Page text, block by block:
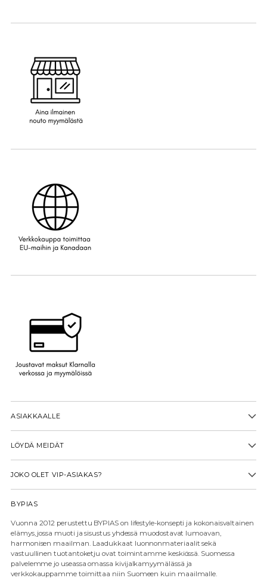
ASIAKKAALLE
LÖYDÄ MEIDÄT
JOKO OLET VIP-ASIAKAS?
BYPIAS
Vuonna 2012 perustettu BYPIAS on lifestyle-konsepti ja kokonaisvaltainen
elämys, jossa muoti ja sisustus yhdessä muodostavat lumoavan,
harmonisen maailman. Laadukkaat luonnonmateriaalit sekä
vastuullinen tuotantoketju ovat toimintamme keskiössä. Suomessa
palvelemme jo useassa omassa kivijalkamyymälässä ja
verkkokauppamme toimittaa niin Suomeen kuin maailmalle.